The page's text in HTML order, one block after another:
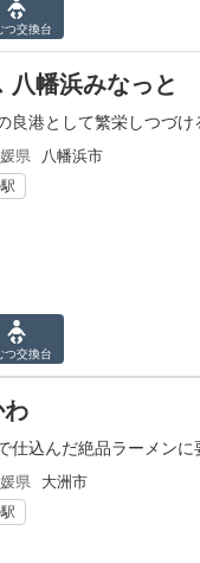
つ交換台
八幡浜みなっと
良港として繁栄しつづ
県 八幡浜市
つ交換台
わ
仕込んだ絶品ラーメンに
県 大洲市